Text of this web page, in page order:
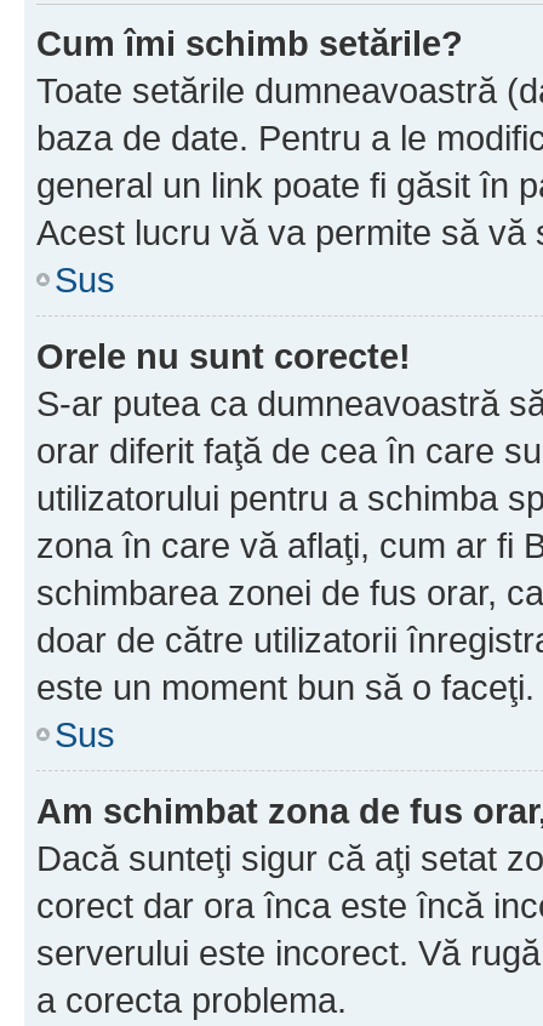
Cum îmi schimb setările?
Toate setările dumneavoastră
baza de date. Pentru a le
general un link poate fi găsit în
Acest lucru vă va permite să vă
Sus
Orele nu sunt corecte!
S-ar putea ca dumneavoastră
orar diferit faţă de cea în care
utilizatorului pentru a schimba
zona în care vă aflaţi, cum ar fi
schimbarea zonei de fus orar,
doar de către utilizatorii
este un moment bun să o faceţi.
Sus
Am schimbat zona de fus
Dacă sunteţi sigur că aţi setat
corect dar ora înca este încă
serverului este incorect. Vă
a corecta problema.